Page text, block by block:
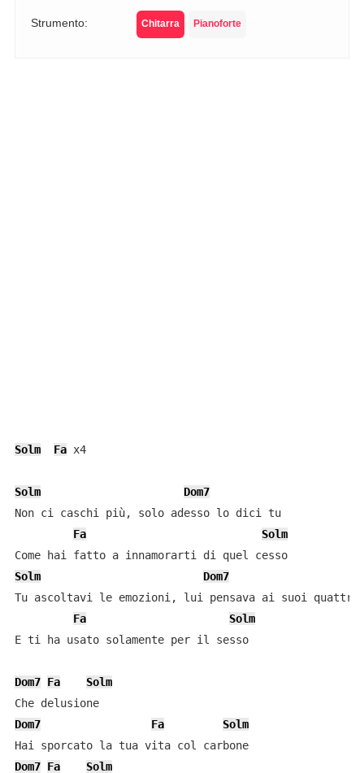
Strumento: Chitarra Pianoforte
Solm Fa x4
Solm
Dom7
Non ci caschi più, solo adesso lo dici tu
Fa
Solm
Come hai fatto a innamorarti di quel cesso
Solm
Dom7
Tu ascoltavi le emozioni, lui pensava ai suoi
Fa
Solm
E ti ha usato solamente per il sesso
Dom7 Fa
Solm
Che delusione
Dom7
Fa
Solm
Hai sporcato la tua vita col carbone
Dom7 Fa
Solm